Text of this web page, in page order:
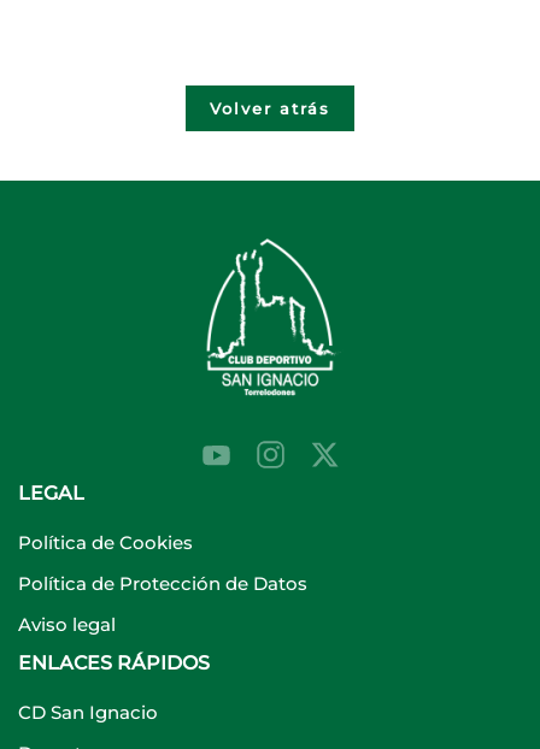
Volver atrás
LEGAL
Política de Cookies
Política de Protección de Datos
Aviso legal
ENLACES RÁPIDOS
CD San Ignacio